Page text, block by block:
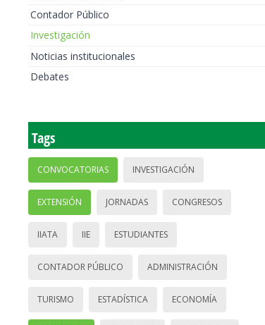
Contador Público
Investigación
Noticias institucionales
Debates
Tags
CONVOCATORIAS INVESTIGACIÓN
EXTENSIÓN JORNADAS CONGRESOS
IIATA IIE ESTUDIANTES
CONTADOR PÚBLICO ADMINISTRACIÓN
TURISMO ESTADÍSTICA ECONOMÍA